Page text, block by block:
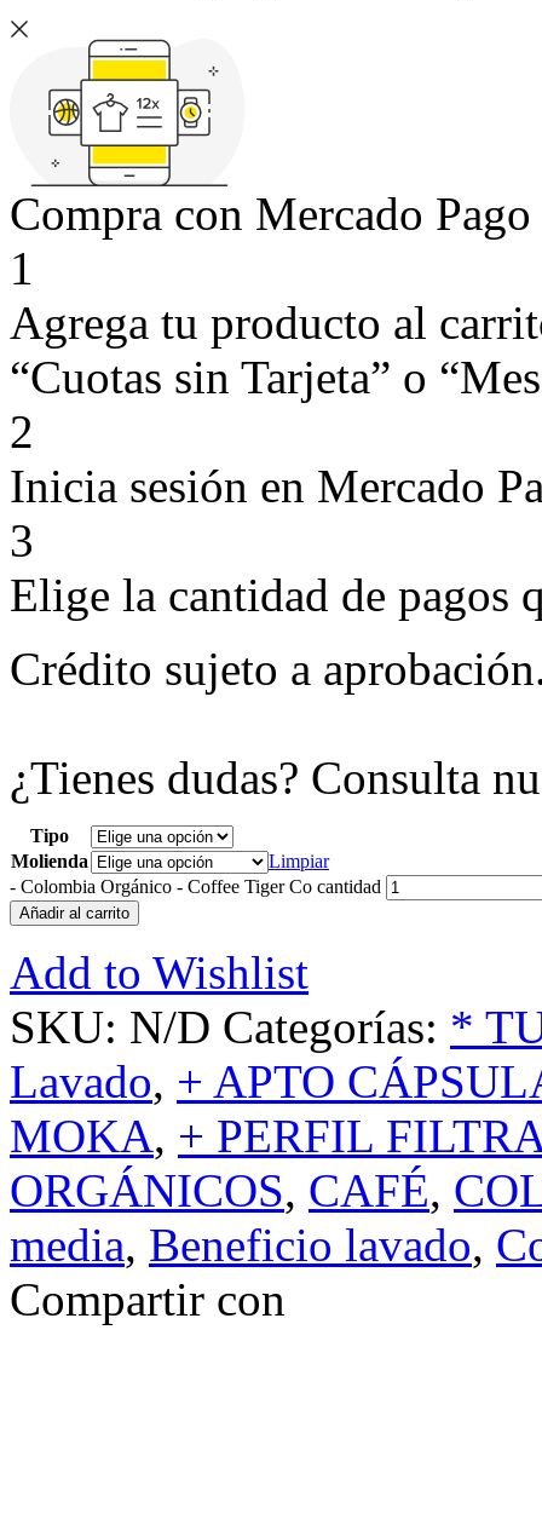
Compra con Mercado
1
Agrega tu producto al
“Cuotas sin Tarjeta” o
2
Inicia sesión en Mercado
3
Elige la cantidad de pagos
Crédito sujeto a
¿Tienes dudas? Consulta
Tipo
Molienda
Limpiar
- Colombia Orgánico - Coffee Tiger Co cantidad
Añadir al carrito
Add to Wishlist
SKU: N/D Categorías: *
Lavado, + APTO
MOKA, + PERFIL
ORGÁNICOS, CAFÉ,
media, Beneficio lavado,
Compartir con